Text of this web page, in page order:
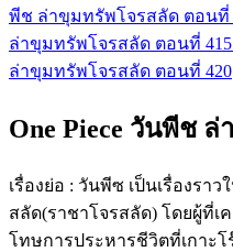
พีช ล่าขุมทรัพโจรสลัด ตอนที่
ล่าขุมทรัพโจรสลัด ตอนที่ 415
ล่าขุมทรัพโจรสลัด ตอนที่ 420
One Piece วันพีช
เรื่องย่อ : วันพีซ เป็นเรื่องร
สลัด(ราชาโจรสลัด) โดยผู้ที่เ
โทษการประหารชีวิตที่เกาะ